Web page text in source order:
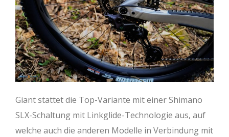
Giant stattet die Top-Variante mit einer Shimano
SLX-Schaltung mit Linkglide-Technologie aus, auf
welche auch die anderen Modelle in Verbindung mit